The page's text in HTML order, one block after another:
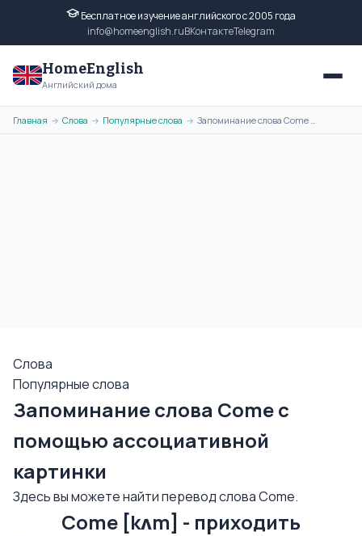
Бесплатное изучение английского с 2005 года
info@homeenglish.ruВКонтактеTelegram
HomeEnglish
Английский дома
Главная → Слова → Популярные слова → Запоминание слова Come с помощью ассоциативной картинки
Слова
Популярные слова
Запоминание слова Come с
помощью ассоциативной
картинки
Здесь вы можете найти перевод слова Come.
Come [kʌm] - приходить